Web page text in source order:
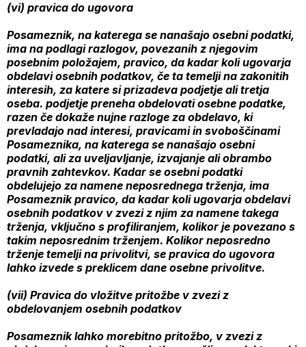
(vi) pravica do ugovora
Posameznik, na katerega se nanašajo osebni podatki,
ima na podlagi razlogov, povezanih z njegovim
posebnim položajem, pravico, da kadar koli ugovarja
obdelavi osebnih podatkov, če ta temelji na zakonitih
interesih, za katere si prizadeva podjetje ali tretja
oseba. podjetje preneha obdelovati osebne podatke,
razen če dokaže nujne razloge za obdelavo, ki
prevladajo nad interesi, pravicami in svoboščinami
Posameznika, na katerega se nanašajo osebni
podatki, ali za uveljavljanje, izvajanje ali obrambo
pravnih zahtevkov. Kadar se osebni podatki
obdelujejo za namene neposrednega trženja, ima
Posameznik pravico, da kadar koli ugovarja obdelavi
osebnih podatkov v zvezi z njim za namene takega
trženja, vključno s profiliranjem, kolikor je povezano s
takim neposrednim trženjem. Kolikor neposredno
trženje temelji na privolitvi, se pravica do ugovora
lahko izvede s preklicem dane osebne privolitve.
(vii) Pravica do vložitve pritožbe v zvezi z
obdelovanjem osebnih podatkov
Posameznik lahko morebitno pritožbo, v zvezi z